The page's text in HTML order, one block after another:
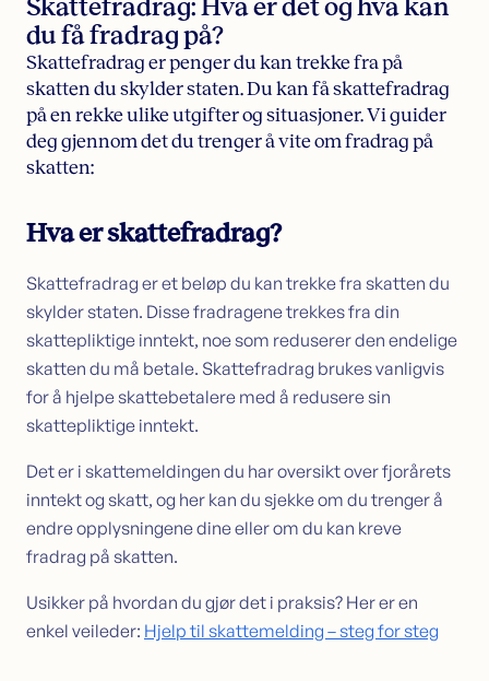
Sikkerhet i bolig
Søk lån med sikkerhet i bolig
Samle dyre lån i boligen
Omstartslån
Boliglånskalkulator
Guider
Bankordlisten
Skattefradrag: Hva er det og hva kan
du få fradrag på?
Skattefradrag er penger du kan trekke fra på
skatten du skylder staten. Du kan få skattefradrag
på en rekke ulike utgifter og situasjoner. Vi guider
deg gjennom det du trenger å vite om fradrag på
skatten:
Hva er skattefradrag?
Skattefradrag er et beløp du kan trekke fra skatten du
skylder staten. Disse fradragene trekkes fra din
skattepliktige inntekt, noe som reduserer den endelige
skatten du må betale. Skattefradrag brukes vanligvis
for å hjelpe skattebetalere med å redusere sin
skattepliktige inntekt.
Det er i skattemeldingen du har oversikt over fjorårets
inntekt og skatt, og her kan du sjekke om du trenger å
endre opplysningene dine eller om du kan kreve
fradrag på skatten.
Usikker på hvordan du gjør det i praksis? Her er en
enkel veileder: Hjelp til skattemelding – steg for steg